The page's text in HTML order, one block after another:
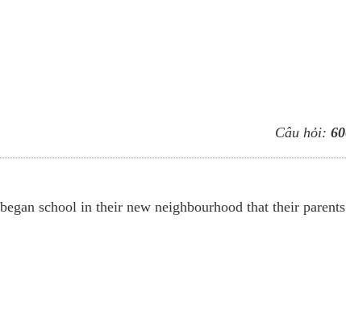
Câu hỏi:
school in their new neighbourhood that their parents